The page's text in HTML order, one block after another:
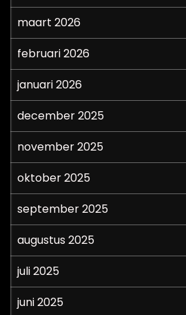
maart 2026
februari 2026
januari 2026
december 2025
november 2025
oktober 2025
september 2025
augustus 2025
juli 2025
juni 2025